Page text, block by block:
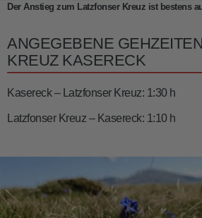
Der Anstieg zum Latzfonser Kreuz ist bestens
ANGEGEBENE
KREUZ KASERECK
Kasereck – Latzfonser Kreuz: 1:30 h
Latzfonser Kreuz – Kasereck: 1:10 h